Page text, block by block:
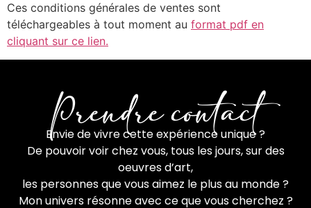
Ces conditions générales de ventes sont
téléchargeables à tout moment au format pdf en
cliquant sur ce lien.
Prendre contact
Envie de vivre cette expérience unique ?
De pouvoir voir chez vous, tous les jours, sur des
oeuvres d’art,
les personnes que vous aimez le plus au monde ?
Mon univers résonne avec ce que vous cherchez ?